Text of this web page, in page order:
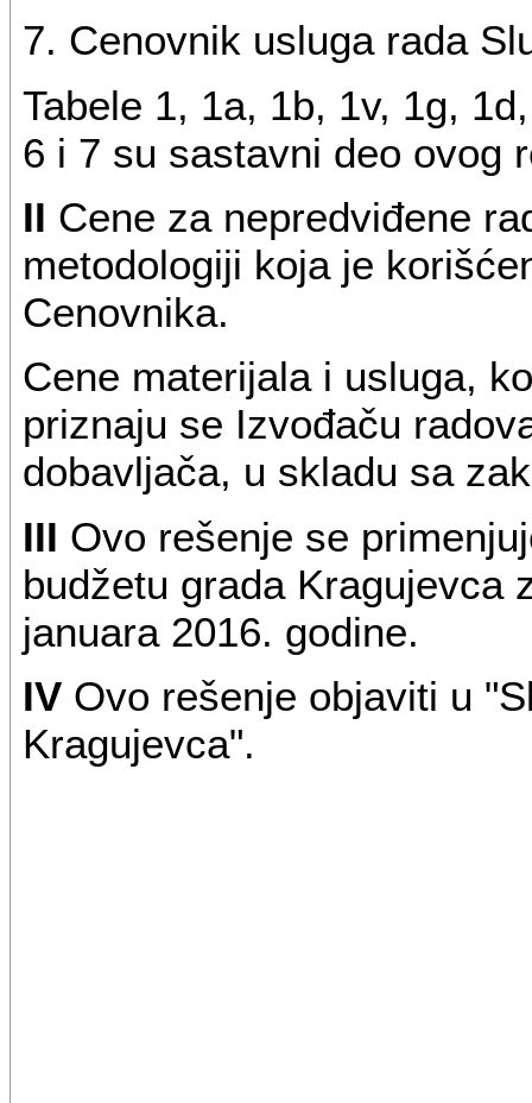
7. Cenovnik usluga rada
Tabele 1, 1a, 1b, 1v, 1g,
6 i 7 su sastavni deo ovog
II Cene za nepredviđene
metodologiji koja je
Cenovnika.
Cene materijala i usluga,
priznaju se Izvođaču
dobavljača, u skladu sa
III Ovo rešenje se
budžetu grada Kragujevca
januara 2016. godine.
IVOvo rešenje objaviti u
Kragujevca".